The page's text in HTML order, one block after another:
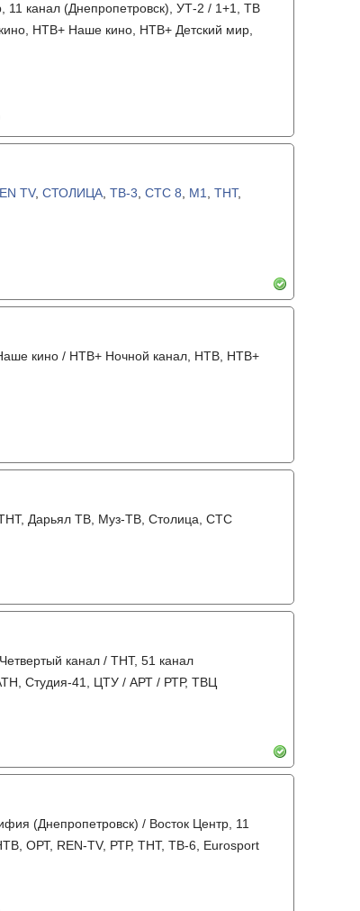
канал (Днепропетровск), УТ-2 / 1+1, ТВ
НТВ+ Наше кино, НТВ+ Детский мир,
TV, СТОЛИЦА ТВ-3 СТС 8 М1 ТНТ,
кино / НТВ+ Ночной канал, НТВ, НТВ+
Дарьял ТВ, Муз-ТВ, Столица, СТС
канал / ТНТ, 51 канал
Студия-41, ЦТУ / АРТ / РТР, ТВЦ
(Днепропетровск) / Восток Центр, 11
ОРТ, REN-TV, РТР, ТНТ, ТВ-6, Eurosport